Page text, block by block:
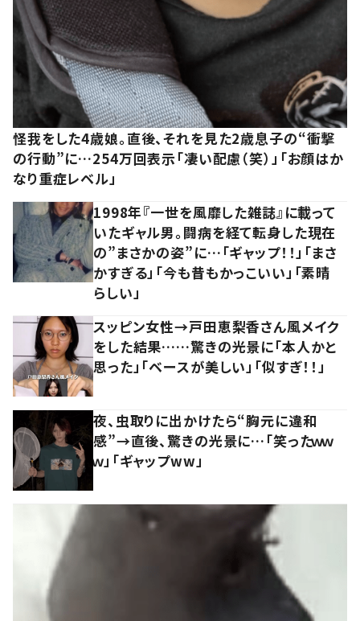
怪我をした4歳娘。直後、それを見た2歳息子の“衝撃
の行動”に…254万回表示「凄い配慮（笑）」「お顔はか
なり重症レベル」
1998年『一世を風靡した雑誌』に載って
いたギャル男。闘病を経て転身した現在
の”まさかの姿”に…「ギャップ！！」「まさ
かすぎる」「今も昔もかっこいい」「素晴
らしい」
スッピン女性→戸田恵梨香さん風メイク
をした結果……驚きの光景に「本人かと
思った」「ベースが美しい」「似すぎ！！」
夜、虫取りに出かけたら“胸元に違和
感”→直後、驚きの光景に…「笑ったｗｗ
ｗ」「ギャップww」